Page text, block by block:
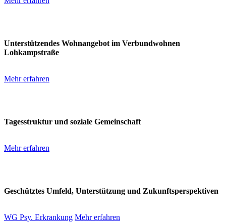
Unterstützendes Wohnangebot im Verbundwohnen
Lohkampstraße
Mehr erfahren
Tagesstruktur und soziale Gemeinschaft
Mehr erfahren
Geschütztes Umfeld, Unterstützung und Zukunftsperspektiven
WG Psy. Erkrankung Mehr erfahren